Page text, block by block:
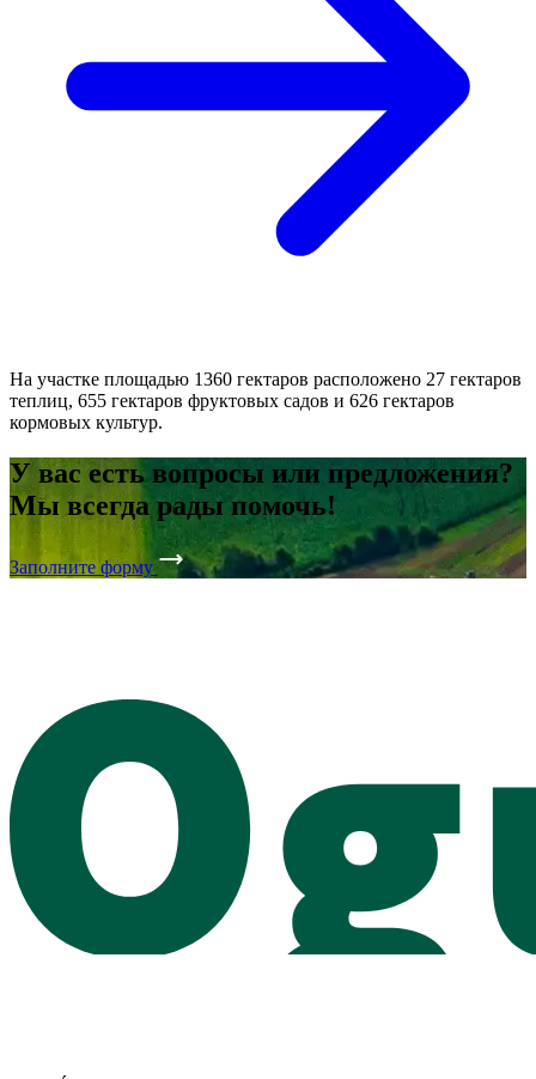
На участке площадью 1360 гектаров расположено 27 гектаров
теплиц, 655 гектаров фруктовых садов и 626 гектаров
кормовых культур.
У вас есть вопросы или предложения?
Мы всегда рады помочь!
Заполните форму